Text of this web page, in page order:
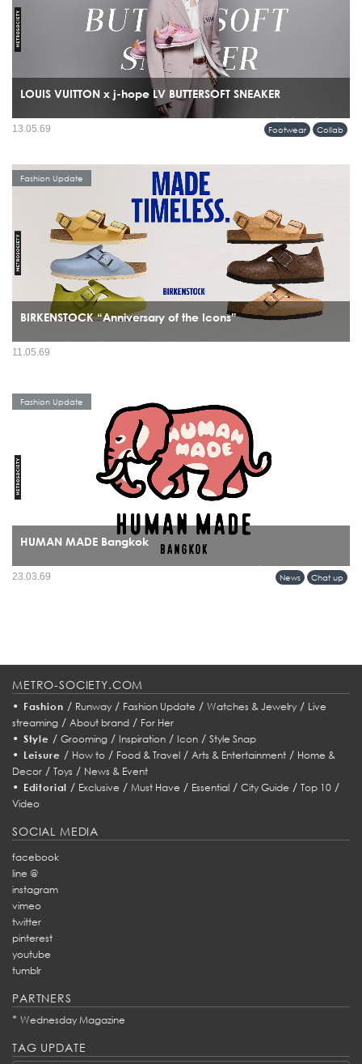
LOUIS VUITTON x j-hope LV BUTTERSOFT SNEAKER
รุ่นพิเศษร่วมกับ j-hope สมาชิกวง BTS โดยรองเท้าคู่นี้ไม่ได้ถูกสร้างขึ้นเพื่อแฟชั่น
Footwear Collab
13.05.69
BIRKENSTOCK “Anniversary of the Icons”
มีรองเท้าไม่กี่แบรนด์ที่สามารถข้ามผ่านทั้งยุคสมัย เทรนด์ และวัฒนธรรมได้โดยยังดู
Fashion Update
11.05.69
HUMAN MADE Bangkok
บางแบรนด์ไม่ได้แค่เปิดร้านใหม่ แต่กำลัง “วางหมุด” ลงบนแผนที่วัฒนธรรมของเมือง
และการมาถึงของ HUMAN MADE ในกรุงเทพฯ ก็เป็นหนึ่งในโมเมนต์แบบนั้นอย่าง
Fashion Update
News Chat up
23.03.69
METRO-SOCIETY.COM
• Fashion / Runway/ Fashion Update / Watches & Jewelry/ Live
streaming / About brand / For Her
• Style / Grooming/ Inspiration/ Icon/ Style Snap
• Leisure / How to/ Food & Travel/ Arts & Entertainment/ Home &
Decor / Toys / News & Event
• Editorial / Exclusive /Must Have / Essential /City Guide /Top 10 /
Video
SOCIAL MEDIA
facebook
line @
instagram
vimeo
twitter
pinterest
youtube
tumblr
PARTNERS
* Wednesday Magazine
TAG UPDATE